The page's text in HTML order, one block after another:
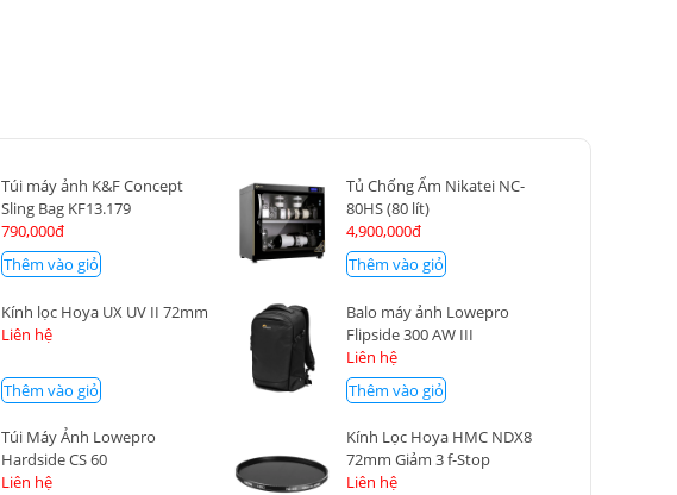
Túi máy ảnh K&F Concept
Sling Bag KF13.179
790,000đ
Thêm vào giỏ
Tủ Chống Ẩm Nikatei NC-
80HS (80 lít)
4,900,000đ
Thêm vào giỏ
Kính lọc Hoya UX UV II 72mm
Liên hệ
Thêm vào giỏ
Balo máy ảnh Lowepro
Flipside 300 AW III
Liên hệ
Thêm vào giỏ
Túi Máy Ảnh Lowepro
Hardside CS 60
Liên hệ
Kính Lọc Hoya HMC NDX8
72mm Giảm 3 f-Stop
Liên hệ